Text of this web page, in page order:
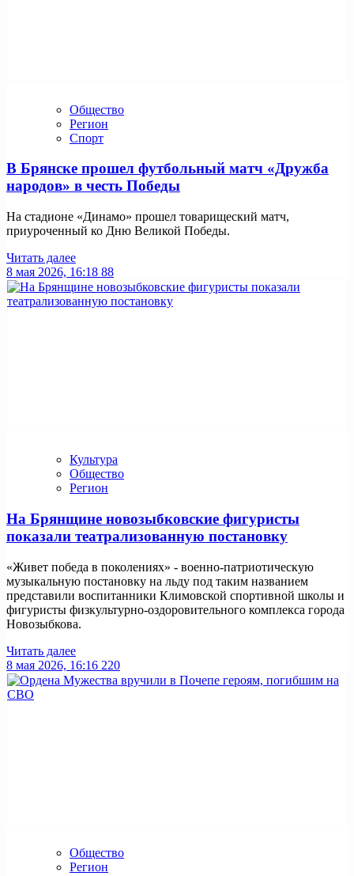
Общество
Регион
Спорт
В Брянске прошел футбольный матч «Дружба
народов» в честь Победы
На стадионе «Динамо» прошел товарищеский матч,
приуроченный ко Дню Великой Победы.
Читать далее
8 мая 2026, 16:18 88
Культура
Общество
Регион
На Брянщине новозыбковские фигуристы
показали театрализованную постановку
«Живет победа в поколениях» - военно-патриотическую
музыкальную постановку на льду под таким названием
представили воспитанники Климовской спортивной школы и
фигуристы физкультурно-оздоровительного комплекса города
Новозыбкова.
Читать далее
8 мая 2026, 16:16 220
Общество
Регион